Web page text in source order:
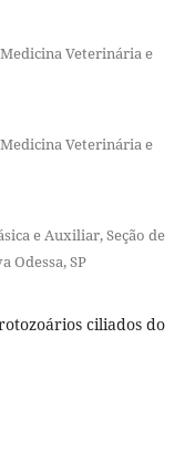
Veterinária e
Veterinária e
e Auxiliar, Seção de
Odessa, SP
ciliados do